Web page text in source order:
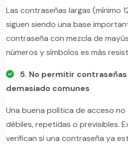
Las contraseñas largas (mínimo
siguen siendo una base
contraseña con mezcla de
números y símbolos es más
5. No permitir
demasiado comunes
Una buena política de acceso
débiles, repetidas o previsibles.
verifican si una contraseña ya